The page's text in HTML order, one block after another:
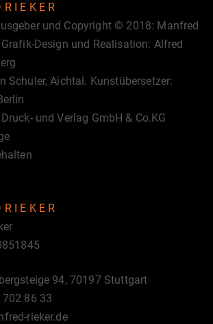
I E K E R
und Copyright © 2018: Manfred
Design und Realisation: Alfred
Schuler, Aichtal. Kunstübersetzer:
und Verlag GmbH & Co.KG
I E K E R
94, 70197 Stuttgart
86 33
rieker.de